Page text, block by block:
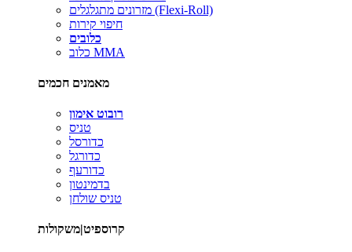
מזרונים מתגלגלים (Flexi-Roll)
חיפוי קירות
כלובים
כלוב MMA
מאמנים חכמים
רובוט אימון
טניס
כדורסל
כדורגל
כדורעף
בדמינטון
טניס שולחן
קרוספיט|משקולות